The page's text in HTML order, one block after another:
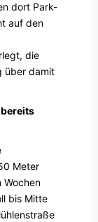
dort Park-
auf den
die
über damit
Meter
Wochen
bis Mitte